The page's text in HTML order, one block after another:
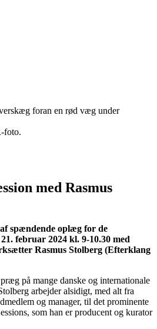
foto.
med Rasmus
spændende oplæg for de
februar 2024 kl. 9-10.30 med
Rasmus Stolberg (Efterklang
på mange danske og internationale
arbejder alsidigt, med alt fra
og manager, til det prominente
som han er producent og kurator